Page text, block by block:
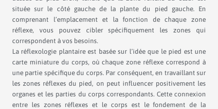
située sur le côté gauche de la plante du pied gauche. En
comprenant l’emplacement et la fonction de chaque zone
réflexe, vous pouvez cibler spécifiquement les zones qui
correspondent à vos besoins.
La réflexologie plantaire est basée sur l’idée que le pied est une
carte miniature du corps, où chaque zone réflexe correspond à
une partie spécifique du corps. Par conséquent, en travaillant sur
les zones réflexes du pied, on peut influencer positivement les
organes et les parties du corps correspondants. Cette connexion
entre les zones réflexes et le corps est le fondement de la